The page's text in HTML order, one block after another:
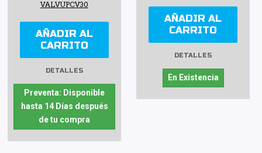
VALVUPCV30
AÑADIR AL
CARRITO
DETALLES
Preventa: Disponible
hasta 14 Días después
de tu compra
AÑADIR AL
CARRITO
DETALLES
En Existencia